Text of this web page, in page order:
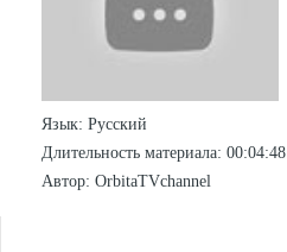
Язык: Русский
Длительность материала: 00:04:48
Автор: OrbitaTVchannel